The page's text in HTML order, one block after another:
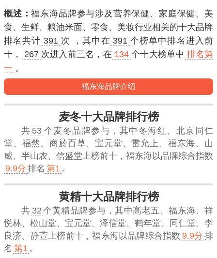
概述：福东海品牌参与涉及营养保健、家庭保健、美
食、生鲜、粮油米面、零食、美妆行业相关的十大品牌
排名共计 391 次 ，其中在 391 个榜单中排名进入前
十 ， 267 次进入 前三名 ，在 134 个十大榜单中 排名第
一 。
福东海品牌介绍
麦冬十大品牌排行榜
共 53 个麦冬品牌参与，其中冬海红、北京同仁
堂、福然、商於百草、宝元堂、雷允上、福东海、山
威、半山农、信盛堂上榜前十， 福东海以品牌综合指数
9.9分 排名 第1 。
黄精十大品牌排行榜
共 32 个黄精品牌参与，其中高老五、福东海、祥
悦林、松山堂、宝元堂、泽信堂、鹤年堂、同仁堂、李
良济、静萱上榜前十，福东海以品牌综合指数 9.9分 排
名 第1 。